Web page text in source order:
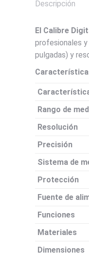
Descripción
El Calibre
profesionales y
pulgadas) y
Rango de
Resolución
Precisión
Sistema de
Protección
Fuente de
Funciones
Materiales
Dimensiones